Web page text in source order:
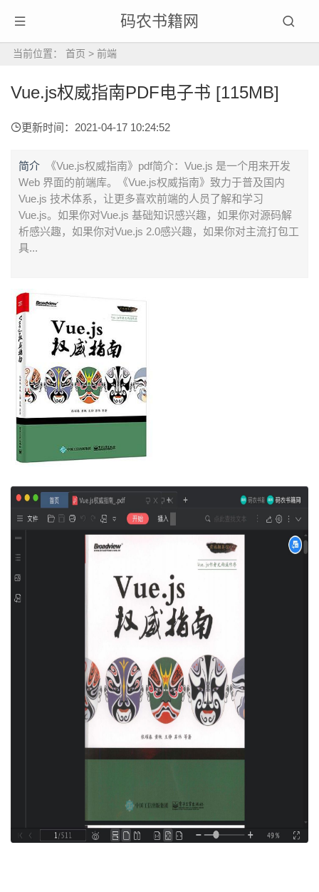
码农书籍网
当前位置： 首页 > 前端
Vue.js权威指南PDF电子书 [115MB]
更新时间：2021-04-17 10:24:52
简介
《Vue.js权威指南》pdf简介：Vue.js 是一个用来开发
Web 界面的前端库。《Vue.js权威指南》致力于普及国内
Vue.js 技术体系，让更多喜欢前端的人员了解和学习
Vue.js。如果你对Vue.js 基础知识感兴趣，如果你对源码解
析感兴趣，如果你对Vue.js 2.0感兴趣，如果你对主流打包工
具...